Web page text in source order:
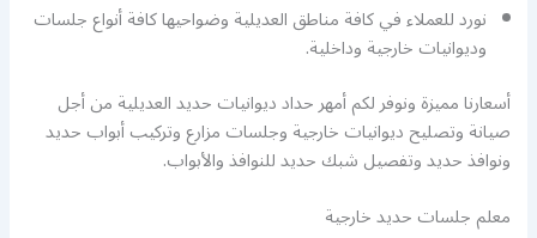
نورد للعملاء في كافة مناطق العديلية وضواحيها كافة أنواع جلسات
وديوانيات خارجية وداخلية.
أسعارنا مميزة ونوفر لكم أمهر حداد ديوانيات حديد العديلية من أجل
صيانة وتصليح ديوانيات خارجية وجلسات مزارع وتركيب أبواب حديد
ونوافذ حديد وتفصيل شبك حديد للنوافذ والأبواب.
معلم جلسات حديد خارجية